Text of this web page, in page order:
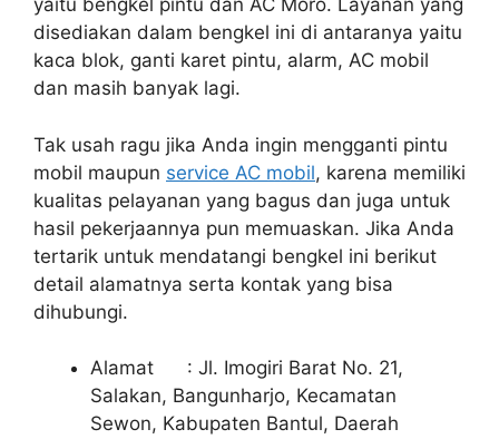
yaitu bengkel pintu dan AC Moro. Layanan yang
disediakan dalam bengkel ini di antaranya yaitu
kaca blok, ganti karet pintu, alarm, AC mobil
dan masih banyak lagi.
Tak usah ragu jika Anda ingin mengganti pintu
mobil maupun service AC mobil, karena memiliki
kualitas pelayanan yang bagus dan juga untuk
hasil pekerjaannya pun memuaskan. Jika Anda
tertarik untuk mendatangi bengkel ini berikut
detail alamatnya serta kontak yang bisa
dihubungi.
Alamat : Jl. Imogiri Barat No. 21,
Salakan, Bangunharjo, Kecamatan
Sewon, Kabupaten Bantul, Daerah